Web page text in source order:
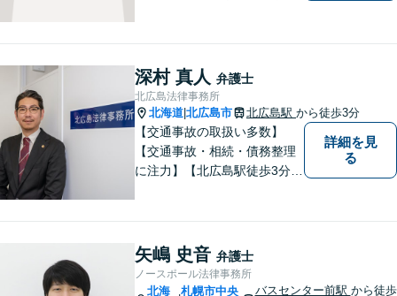
深村 真人 弁護士
北広島法律事務所
北海道 北広島市 北広島駅 から徒歩3分
【交通事故の取扱い多数】
【交通事故・相続・債務整理
に注力】【北広島駅徒歩3分】
続、交通事故、労働、企業法
務など、多岐に渡る分野に精
通しています。どうぞお気軽
詳細を見
る
矢嶋 史音 弁護士
ノースポール法律事務所
北海
札幌市中央
バスセンター前駅 から徒歩